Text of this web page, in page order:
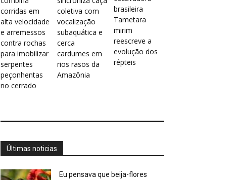
corridas em
alta velocidade
e arremessos
contra rochas
para imobilizar
serpentes
peçonhentas
no cerrado
coletiva com
vocalização
subaquática e
cerca
cardumes em
rios rasos da
Amazônia
brasileira
Tametara
mirim
reescreve a
evolução dos
répteis
Últimas noticias
Eu pensava que beija-flores